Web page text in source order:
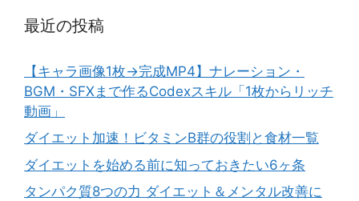
最近の投稿
【キャラ画像1枚→完成MP4】ナレーション・
BGM・SFXまで作るCodexスキル「1枚からリッチ
動画」
ダイエット加速！ビタミンB群の役割と食材一覧
ダイエットを始める前に知っておきたい6ヶ条
タンパク質8つの力 ダイエット＆メンタル改善に